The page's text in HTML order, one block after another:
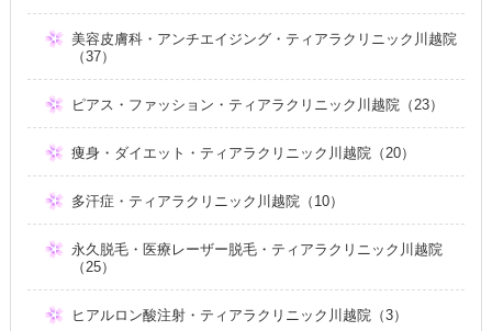
美容皮膚科・アンチエイジング・ティアラクリニック川越院
（37）
ピアス・ファッション・ティアラクリニック川越院（23）
痩身・ダイエット・ティアラクリニック川越院（20）
多汗症・ティアラクリニック川越院（10）
永久脱毛・医療レーザー脱毛・ティアラクリニック川越院
（25）
ヒアルロン酸注射・ティアラクリニック川越院（3）